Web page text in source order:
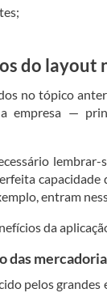
do layout
no tópico
empresa —
entram
da
das
pelos grandes